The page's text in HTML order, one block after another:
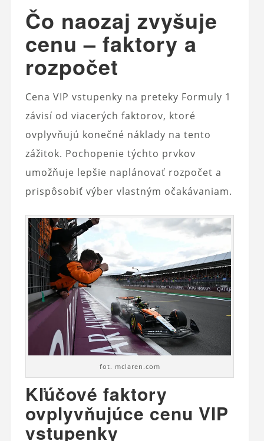
Čo naozaj zvyšuje
cenu – faktory a
rozpočet
Cena VIP vstupenky na preteky Formuly 1
závisí od viacerých faktorov, ktoré
ovplyvňujú konečné náklady na tento
zážitok. Pochopenie týchto prvkov
umožňuje lepšie naplánovať rozpočet a
prispôsobiť výber vlastným očakávaniam.
fot. mclaren.com
Kľúčové faktory
ovplyvňujúce cenu VIP
vstupenky